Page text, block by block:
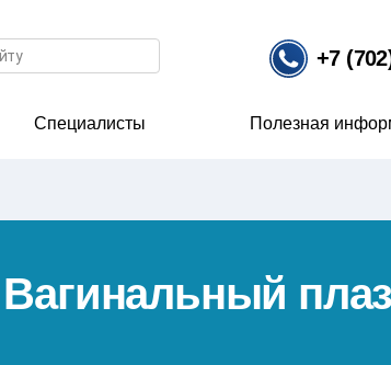
+7
Специалисты Полезная
Вагинальный